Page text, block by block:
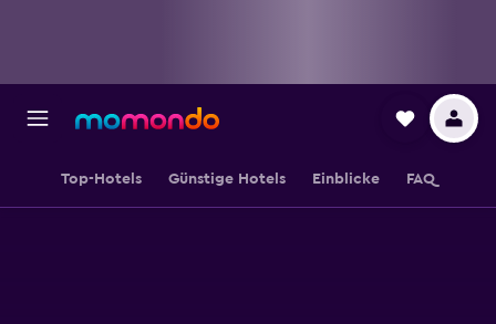
Top-Hotels Günstige Hotels Einblicke FAQ